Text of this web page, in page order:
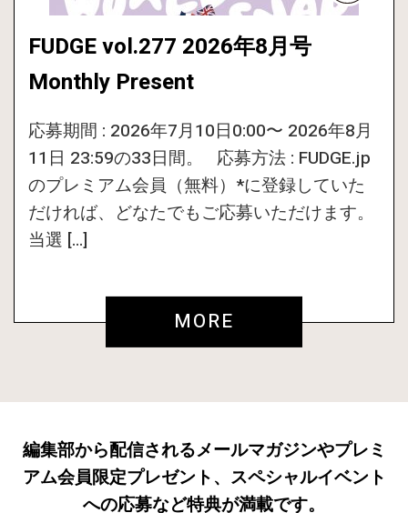
FUDGE vol.277 2026年8月号
Monthly Present
応募期間 : 2026年7月10日0:00〜 2026年8月
11日 23:59の33日間。 応募方法 : FUDGE.jp
のプレミアム会員（無料）*に登録していた
だければ、どなたでもご応募いただけます。
当選 […]
MORE
編集部から配信されるメールマガジンやプレミ
アム会員限定プレゼント、スペシャルイベント
への応募など特典が満載です。